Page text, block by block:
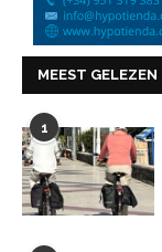
MEEST GELEZEN
1